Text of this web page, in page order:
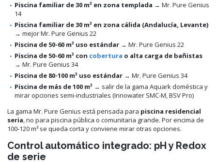
Piscina familiar de 30 m³ en zona templada → Mr. Pure Genius
14
Piscina familiar de 30 m³ en zona cálida (Andalucía, Levante)
→ mejor Mr. Pure Genius 22
Piscina de 50-60 m³ uso estándar → Mr. Pure Genius 22
Piscina de 50-60 m³ con cobertura o alta carga de bañistas
→ Mr. Pure Genius 34
Piscina de 80-100 m³ uso estándar → Mr. Pure Genius 34
Piscina de más de 100 m³ → salir de la gama Aquark doméstica y
mirar opciones semi-industriales (Innowater SMC-M, BSV Pro)
La gama Mr. Pure Genius está pensada para piscina residencial
seria, no para piscina pública o comunitaria grande. Por encima de
100-120 m³ se queda corta y conviene mirar otras opciones.
Control automático integrado: pH y Redox
de serie